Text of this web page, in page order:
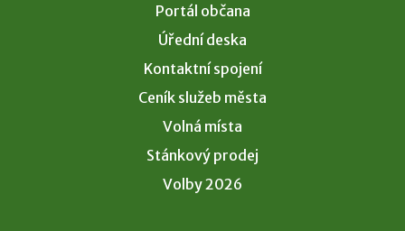
Portál občana
Úřední deska
Kontaktní spojení
Ceník služeb města
Volná místa
Stánkový prodej
Volby 2026